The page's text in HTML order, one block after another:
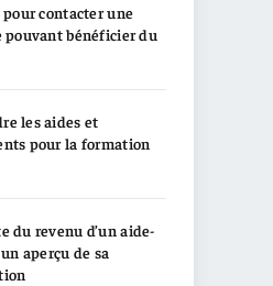
pour contacter une
pouvant bénéficier du
les aides et
pour la formation
du revenu d’un aide-
aperçu de sa